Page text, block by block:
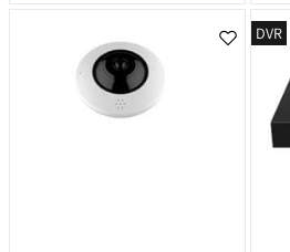
DVR